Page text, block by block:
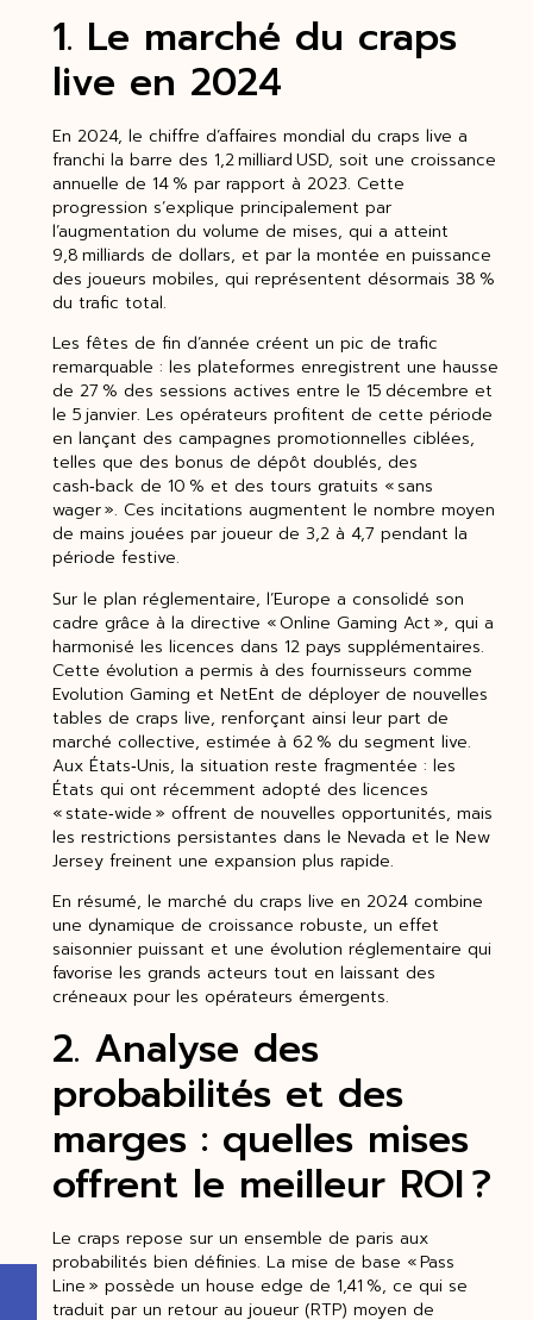
1. Le marché du craps
live en 2024
En 2024, le chiffre d’affaires mondial du craps live a
franchi la barre des 1,2 milliard USD, soit une croissance
annuelle de 14 % par rapport à 2023. Cette
progression s’explique principalement par
l’augmentation du volume de mises, qui a atteint
9,8 milliards de dollars, et par la montée en puissance
des joueurs mobiles, qui représentent désormais 38 %
du trafic total.
Les fêtes de fin d’année créent un pic de trafic
remarquable : les plateformes enregistrent une hausse
de 27 % des sessions actives entre le 15 décembre et
le 5 janvier. Les opérateurs profitent de cette période
en lançant des campagnes promotionnelles ciblées,
telles que des bonus de dépôt doublés, des
cash‑back de 10 % et des tours gratuits « sans
wager ». Ces incitations augmentent le nombre moyen
de mains jouées par joueur de 3,2 à 4,7 pendant la
période festive.
Sur le plan réglementaire, l’Europe a consolidé son
cadre grâce à la directive « Online Gaming Act », qui a
harmonisé les licences dans 12 pays supplémentaires.
Cette évolution a permis à des fournisseurs comme
Evolution Gaming et NetEnt de déployer de nouvelles
tables de craps live, renforçant ainsi leur part de
marché collective, estimée à 62 % du segment live.
Aux États‑Unis, la situation reste fragmentée : les
États qui ont récemment adopté des licences
« state‑wide » offrent de nouvelles opportunités, mais
les restrictions persistantes dans le Nevada et le New
Jersey freinent une expansion plus rapide.
En résumé, le marché du craps live en 2024 combine
une dynamique de croissance robuste, un effet
saisonnier puissant et une évolution réglementaire qui
favorise les grands acteurs tout en laissant des
créneaux pour les opérateurs émergents.
2. Analyse des
probabilités et des
marges : quelles mises
offrent le meilleur ROI ?
Le craps repose sur un ensemble de paris aux
probabilités bien définies. La mise de base « Pass
Line » possède un house edge de 1,41 %, ce qui se
traduit par un retour au joueur (RTP) moyen de